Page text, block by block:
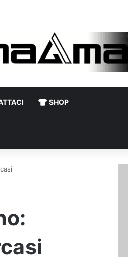
un ex centrocampista dell’Avellino
SHOP